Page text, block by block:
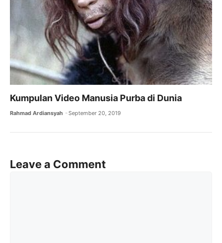
Kumpulan Video Manusia Purba di Dunia
Rahmad Ardiansyah September 20, 2019
Leave a Comment